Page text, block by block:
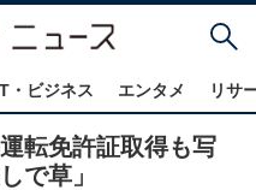
・ビジネス エンタメ リサ
転免許証取得も写
で草」